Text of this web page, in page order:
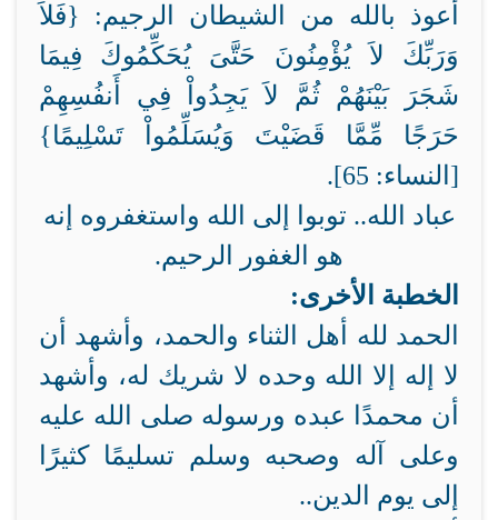
أعوذ بالله من الشيطان الرجيم: {فَلاَ
وَرَبِّكَ لاَ يُؤْمِنُونَ حَتَّىَ يُحَكِّمُوكَ فِيمَا
شَجَرَ بَيْنَهُمْ ثُمَّ لاَ يَجِدُواْ فِي أَنفُسِهِمْ
حَرَجًا مِّمَّا قَضَيْتَ وَيُسَلِّمُواْ تَسْلِيمًا}
[النساء: 65].
عباد الله.. توبوا إلى الله واستغفروه إنه
هو الغفور الرحيم.
الخطبة الأخرى:
الحمد لله أهل الثناء والحمد، وأشهد أن
لا إله إلا الله وحده لا شريك له، وأشهد
أن محمدًا عبده ورسوله صلى الله عليه
وعلى آله وصحبه وسلم تسليمًا كثيرًا
إلى يوم الدين..